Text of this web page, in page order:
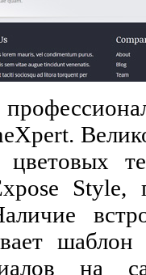
цветовых
Style,
на